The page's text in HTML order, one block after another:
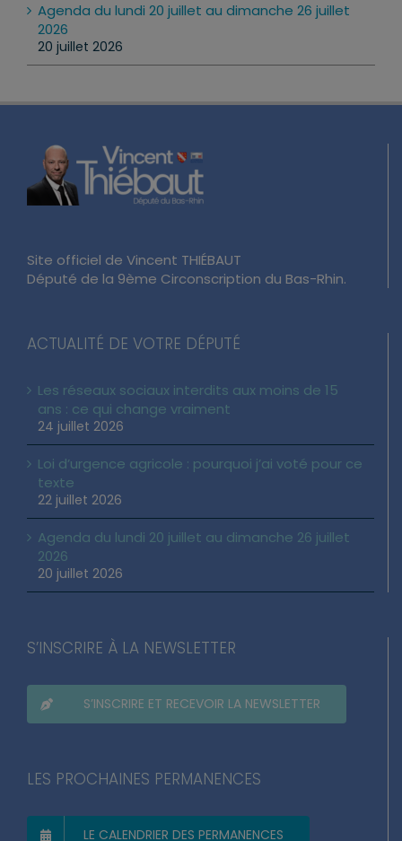
Agenda du lundi 20 juillet au dimanche 26 juillet
2026
20 juillet 2026
Site officiel de Vincent THIÉBAUT
Les réseaux sociaux interdits aux moins de 15
ans : ce qui change vraiment
24 juillet 2026
Loi d’urgence agricole : pourquoi j’ai voté pour ce
texte
22 juillet 2026
Agenda du lundi 20 juillet au dimanche 26 juillet
2026
20 juillet 2026
S’INSCRIRE ET RECEVOIR LA NEWSLETTER